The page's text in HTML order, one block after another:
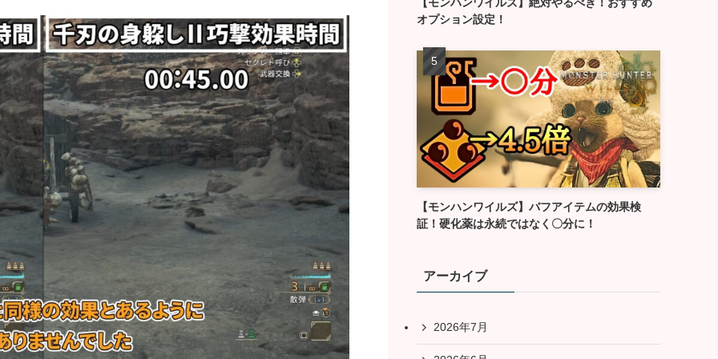
オプション設定！
【モンハンワイルズ】バフアイテムの効果検
証！硬化薬は永続ではなく〇分に！
アーカイブ
2026年7月